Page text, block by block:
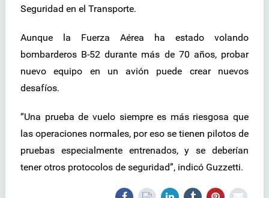
Seguridad en el Transporte.
Aunque la Fuerza Aérea ha estado volando
bombarderos B-52 durante más de 70 años, probar
nuevo equipo en un avión puede crear nuevos
desafíos.
“Una prueba de vuelo siempre es más riesgosa que
las operaciones normales, por eso se tienen pilotos de
pruebas especialmente entrenados, y se deberían
tener otros protocolos de seguridad”, indicó Guzzetti.